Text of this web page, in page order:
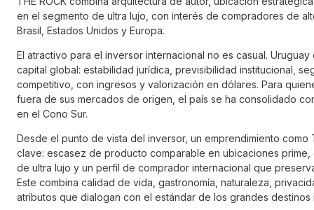
en el segmento de ultra lujo, con interés de compradores de
Brasil, Estados Unidos y Europa.
El atractivo para el inversor internacional no es casual.
capital global: estabilidad jurídica, previsibilidad institucional,
competitivo, con ingresos y valorización en dólares. Para
fuera de sus mercados de origen, el país se ha consolidado
en el Cono Sur.
Desde el punto de vista del inversor, un emprendimiento como
clave: escasez de producto comparable en ubicaciones
de ultra lujo y un perfil de comprador internacional que
Este combina calidad de vida, gastronomía, naturaleza,
atributos que dialogan con el estándar de los grandes destinos